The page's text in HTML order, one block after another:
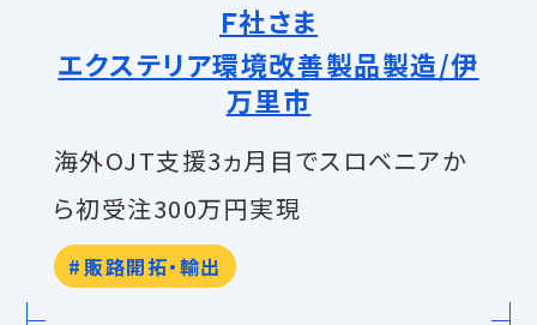
Ｆ社さま
エクステリア環境改善製品製造/伊
万里市
海外OJT支援3ヵ月目でスロベニアか
ら初受注300万円実現
販路開拓・輸出